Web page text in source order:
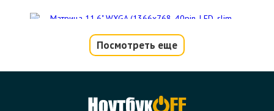
Матрица 11.6" WXGA (1366x768, 40pin,
Посмотреть еще